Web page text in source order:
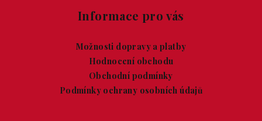
Informace pro vás
Možnosti dopravy a platby
Hodnocení obchodu
Obchodní podmínky
Podmínky ochrany osobních údajů